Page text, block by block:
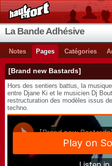
La Bande Adhésive
Notes Pages Catégories
[Brand new Bastards]
Hors des sentiers battus, la
entre Djane Ki et le musicien Dj
restructuration des modèles issus
techno.